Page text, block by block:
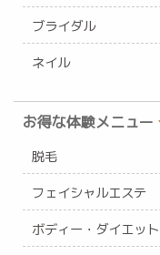
ブライダル
ネイル
お得な体験メニュー
脱毛
フェイシャルエステ
ボディー・ダイエット